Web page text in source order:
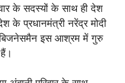
के सदस्यों के साथ ही देश
के प्रधानमंत्री नरेंद्र मोदी
इस आश्रम में गुरु